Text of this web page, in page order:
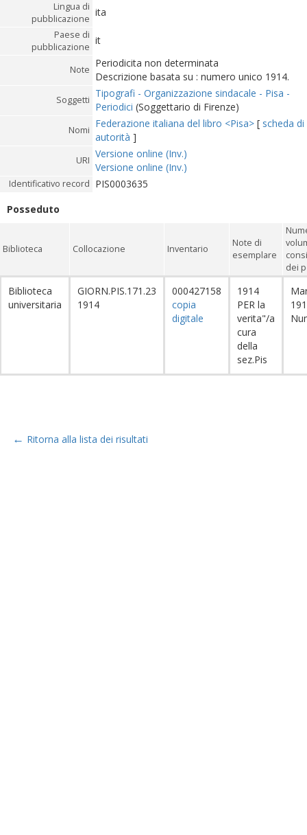
Lingua di
pubblicazione
ita
Paese di
pubblicazione
it
Note
Periodicita non determinata
Descrizione basata su : numero unico 1914.
Soggetti
Tipografi - Organizzazione sindacale - Pisa -
Periodici (Soggettario di Firenze)
Nomi
Federazione italiana del libro <Pisa> [ scheda di
autorità ]
URI
Versione online (Inv.)
Versione online (Inv.)
Identificativo record PIS0003635
Posseduto
Biblioteca Collocazione Inventario
Note di
esemplare
dei
Biblioteca
universitaria
GIORN.PIS.171.23
1914
000427158
copia
digitale
1914
PER la
verita"/a
cura
della
sez.Pis
← Ritorna alla lista dei risultati